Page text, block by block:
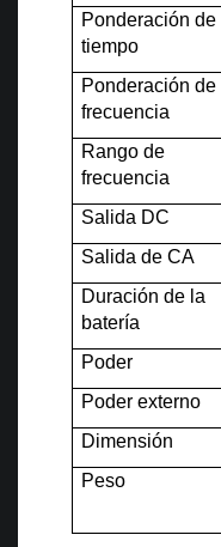
Ponderación de
tiempo
Ponderación de
frecuencia
Rango de
frecuencia
Salida DC
Salida de CA
Duración de la
batería
Poder
Poder externo
Dimensión
Peso